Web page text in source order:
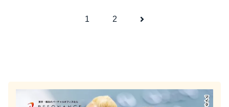
1 2 次